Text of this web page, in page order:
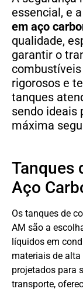
essencial, e a
em aço
qualidade,
garantir o
rigorosos e
tanques
sendo ideais
máxima
Tanques
Aço
Os tanques de
AM são a
líquidos em
materiais de
projetados para
transporte,